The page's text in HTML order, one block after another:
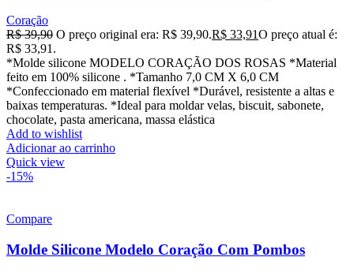
Coração
R$39,90 O preço original era: R$ 39,90.R$ 33,91O preço atual é:
R$ 33,91.
*Molde silicone MODELO CORAÇÃO DOS ROSAS *Material
feito em 100% silicone . *Tamanho 7,0 CM X 6,0 CM
*Confeccionado em material flexível *Durável, resistente a altas e
baixas temperaturas. *Ideal para moldar velas, biscuit, sabonete,
chocolate, pasta americana, massa elástica
Add to wishlist
Adicionar ao carrinho
Quick view
-15%
Compare
Molde Silicone Modelo Coração Com Pombos